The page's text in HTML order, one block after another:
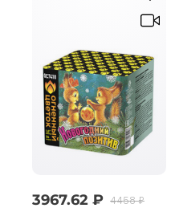
3967.62 ₽ 4458 ₽